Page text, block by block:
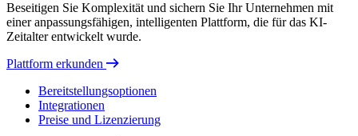
Beseitigen Sie Komplexität und sichern Sie Ihr Unternehmen mit
einer anpassungsfähigen, intelligenten Plattform, die für das KI-
Zeitalter entwickelt wurde.
Plattform erkunden
Bereitstellungsoptionen
Integrationen
Preise und Lizenzierung